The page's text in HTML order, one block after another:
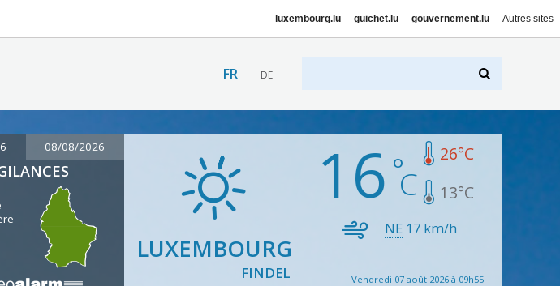
luxembourg.lu guichet.lu gouvernement.lu Autres sites
FR DE
08/08/2026
LUXEMBOURG
FINDEL
16 26°C
13°C
NE 17 km/h
Vendredi 07 août 2026 à 09h55